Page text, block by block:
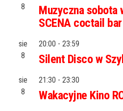
8
Muzyczna sobota
SCENA coctail bar
sie
8
20:00 - 23:59
Silent Disco w
sie
8
21:30 - 23:30
Wakacyjne Kino